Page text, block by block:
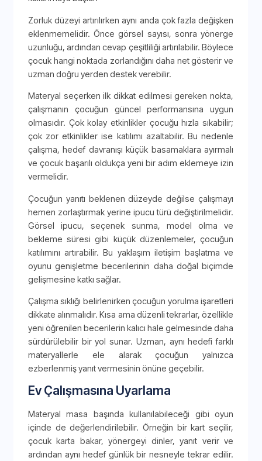
Zorluk düzeyi artırılırken aynı anda çok fazla değişken
eklenmemelidir. Önce görsel sayısı, sonra yönerge
uzunluğu, ardından cevap çeşitliliği artırılabilir. Böylece
çocuk hangi noktada zorlandığını daha net gösterir ve
uzman doğru yerden destek verebilir.
Materyal seçerken ilk dikkat edilmesi gereken nokta,
çalışmanın çocuğun güncel performansına uygun
olmasıdır. Çok kolay etkinlikler çocuğu hızla sıkabilir;
çok zor etkinlikler ise katılımı azaltabilir. Bu nedenle
çalışma, hedef davranışı küçük basamaklara ayırmalı
ve çocuk başarılı oldukça yeni bir adım eklemeye izin
vermelidir.
Çocuğun yanıtı beklenen düzeyde değilse çalışmayı
hemen zorlaştırmak yerine ipucu türü değiştirilmelidir.
Görsel ipucu, seçenek sunma, model olma ve
bekleme süresi gibi küçük düzenlemeler, çocuğun
katılımını artırabilir. Bu yaklaşım iletişim başlatma ve
oyunu genişletme becerilerinin daha doğal biçimde
gelişmesine katkı sağlar.
Çalışma sıklığı belirlenirken çocuğun yorulma işaretleri
dikkate alınmalıdır. Kısa ama düzenli tekrarlar, özellikle
yeni öğrenilen becerilerin kalıcı hale gelmesinde daha
sürdürülebilir bir yol sunar. Uzman, aynı hedefi farklı
materyallerle ele alarak çocuğun yalnızca
ezberlenmiş yanıt vermesinin önüne geçebilir.
Ev Çalışmasına Uyarlama
Materyal masa başında kullanılabileceği gibi oyun
içinde de değerlendirilebilir. Örneğin bir kart seçilir,
çocuk karta bakar, yönergeyi dinler, yanıt verir ve
ardından aynı hedef günlük bir nesneyle tekrar edilir.